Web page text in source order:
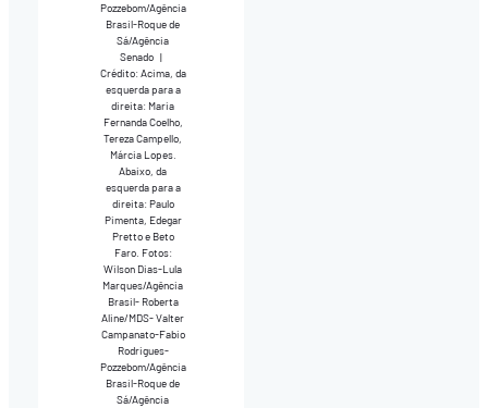
Pozzebom/Agência
Brasil-Roque de
Sá/Agência
Senado |
Crédito: Acima, da
esquerda para a
direita: Maria
Fernanda Coelho,
Tereza Campello,
Márcia Lopes.
Abaixo, da
esquerda para a
direita: Paulo
Pimenta, Edegar
Pretto e Beto
Faro. Fotos:
Wilson Dias-Lula
Marques/Agência
Brasil- Roberta
Aline/MDS- Valter
Campanato-Fabio
Rodrigues-
Pozzebom/Agência
Brasil-Roque de
Sá/Agência